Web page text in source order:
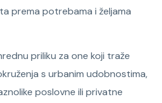
prema potrebama i željama
priliku za one koji traže
s urbanim udobnostima,
poslovne ili privatne